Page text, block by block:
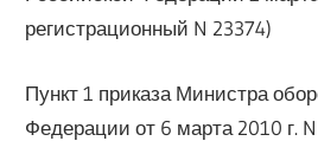
регистрационный N 23374)
Пункт 1 приказа Министра
Федерации от 6 марта 2010 г.